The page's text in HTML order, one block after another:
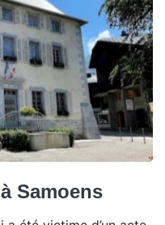
Samoens